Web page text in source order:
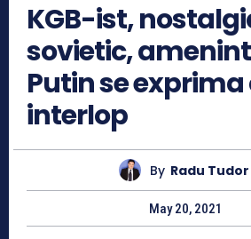
KGB-ist,
sovietic,
Putin se exprima
interlop
By Radu Tudor
May 20, 2021